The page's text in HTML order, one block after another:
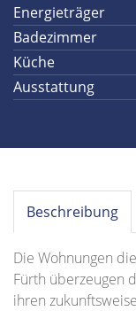
Energieträger
Badezimmer
Küche
Ausstattung
Beschreibung
Die Wohnungen
Fürth überzeugen
ihren